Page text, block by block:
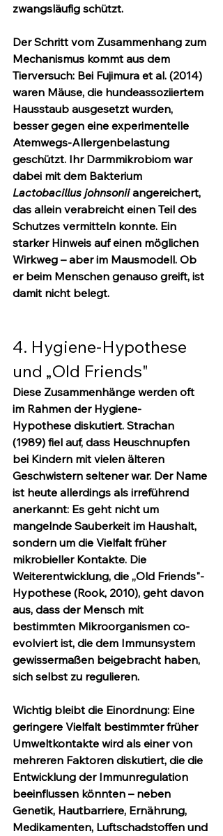
zwangsläufig schützt.
Der Schritt vom Zusammenhang zum
Mechanismus kommt aus dem
Tierversuch: Bei Fujimura et al. (2014)
waren Mäuse, die hundeassoziiertem
Hausstaub ausgesetzt wurden,
besser gegen eine experimentelle
Atemwegs-Allergenbelastung
geschützt. Ihr Darmmikrobiom war
dabei mit dem Bakterium
Lactobacillus johnsonii angereichert,
das allein verabreicht einen Teil des
Schutzes vermitteln konnte. Ein
starker Hinweis auf einen möglichen
Wirkweg – aber im Mausmodell. Ob
er beim Menschen genauso greift, ist
damit nicht belegt.
4. Hygiene-Hypothese
und „Old Friends"
Diese Zusammenhänge werden oft
im Rahmen der Hygiene-
Hypothese diskutiert. Strachan
(1989) fiel auf, dass Heuschnupfen
bei Kindern mit vielen älteren
Geschwistern seltener war. Der Name
ist heute allerdings als irreführend
anerkannt: Es geht nicht um
mangelnde Sauberkeit im Haushalt,
sondern um die Vielfalt früher
mikrobieller Kontakte. Die
Weiterentwicklung, die „Old Friends"-
Hypothese (Rook, 2010), geht davon
aus, dass der Mensch mit
bestimmten Mikroorganismen co-
evolviert ist, die dem Immunsystem
gewissermaßen beigebracht haben,
sich selbst zu regulieren.
Wichtig bleibt die Einordnung: Eine
geringere Vielfalt bestimmter früher
Umweltkontakte wird als einer von
mehreren Faktoren diskutiert, die die
Entwicklung der Immunregulation
beeinflussen könnten – neben
Genetik, Hautbarriere, Ernährung,
Medikamenten, Luftschadstoffen und